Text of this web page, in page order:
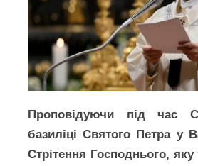
Проповідуючи під час
базиліці Святого Петра у
Стрітення Господнього, яку